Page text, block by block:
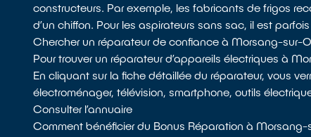
constructeurs. Par exemple, les fabricants de frigos
d’un chiffon. Pour les aspirateurs sans sac, il est
Chercher un réparateur de confiance à Morsang-sur-
Pour trouver un réparateur d’appareils électriques à
En cliquant sur la fiche détaillée du réparateur, vous
électroménager, télévision, smartphone, outils
Consulter l’annuaire
Comment bénéficier du Bonus Réparation à Morsang-